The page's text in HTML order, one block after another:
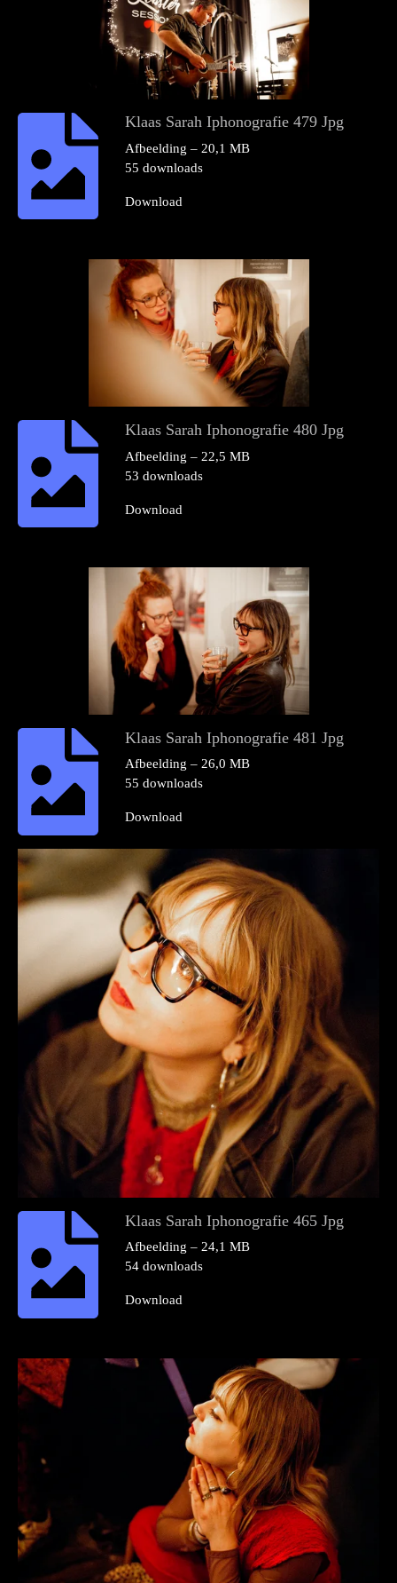
Klaas Sarah Iphonografie 479 Jpg
Afbeelding – 20,1 MB
55 downloads
Download
Klaas Sarah Iphonografie 480 Jpg
Afbeelding – 22,5 MB
53 downloads
Download
Klaas Sarah Iphonografie 481 Jpg
Afbeelding – 26,0 MB
55 downloads
Download
Klaas Sarah Iphonografie 465 Jpg
Afbeelding – 24,1 MB
54 downloads
Download